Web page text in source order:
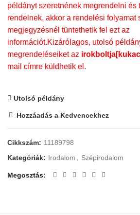
példányt szeretnének megrendelni és
rendelnek, akkor a rendelési folyamat
megjegyzésnél tüntethetik fel ezt az
információt.Kizárólagos, utolsó
megrendeléseiket az
mail címre küldhetik el.
Utolsó példány
Hozzáadás a Kedvencekhez
Cikkszám: 11189798
Kategóriák: Irodalom , Szépirodalom
Megosztás